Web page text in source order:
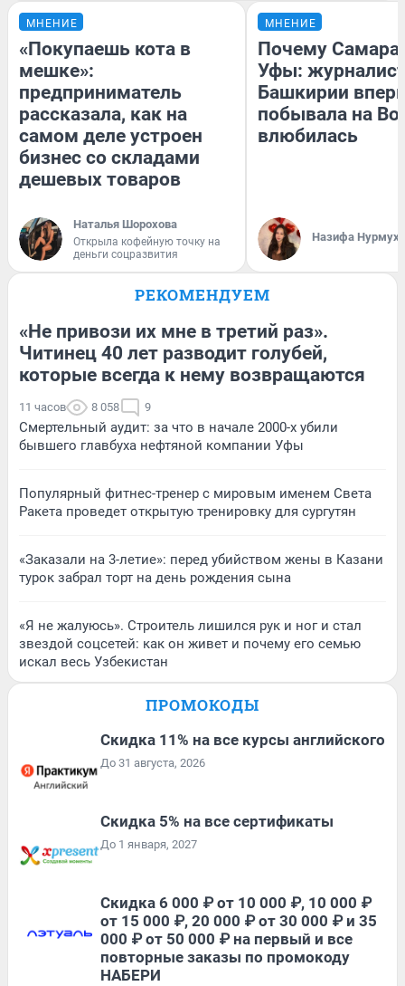
МНЕНИЕ
«Покупаешь кота в
мешке»:
предприниматель
рассказала, как на
самом деле устроен
бизнес со складами
дешевых товаров
Наталья Шорохова
Открыла кофейную точку на
деньги соцразвития
МНЕНИЕ
Почему Самара
Уфы:
Башкирии
побывала на
влюбилась
Назифа
РЕКОМЕНДУЕМ
«Не привози их мне в третий раз».
Читинец 40 лет разводит голубей,
которые всегда к нему возвращаются
11 часов 8 058 9
Смертельный аудит: за что в начале 2000-х убили
бывшего главбуха нефтяной компании Уфы
Популярный фитнес-тренер с мировым именем Света
Ракета проведет открытую тренировку для сургутян
«Заказали на 3-летие»: перед убийством жены в Казани
турок забрал торт на день рождения сына
«Я не жалуюсь». Строитель лишился рук и ног и стал
звездой соцсетей: как он живет и почему его семью
искал весь Узбекистан
ПРОМОКОДЫ
Скидка 11% на все курсы английского
До 31 августа, 2026
Скидка 5% на все сертификаты
До 1 января, 2027
Скидка 6 000 ₽ от 10 000 ₽, 10 000 ₽
от 15 000 ₽, 20 000 ₽ от 30 000 ₽ и 35
000 ₽ от 50 000 ₽ на первый и все
повторные заказы по промокоду
НАБЕРИ